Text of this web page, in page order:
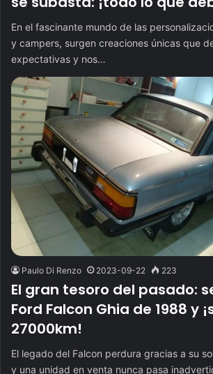
En el fascinante mundo de las
y campers, surgen creaciones únicas que
expectativas y nos…
Paulo Di Renzo 2023-09-22 223
El gran tesoro del pasado:
Ford Falcon Ghia de 1988 y
27000km!
El legado del Falcon perdura gracias a su
y una unidad en venta nunca pasa